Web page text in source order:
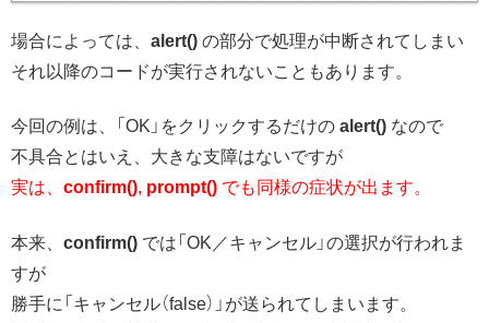
場合によっては、 alert() の部分で処理が中断されてしまい
それ以降のコードが実行されないこともあります。
今回の例は、「OK」をクリックするだけの alert() なので
不具合とはいえ、大きな支障はないですが
実は、 confirm(), prompt() でも同様の症状が出ます。
本来、 confirm() では「OK／キャンセル」の選択が行われま
すが
勝手に「キャンセル（false）」が送られてしまいます。